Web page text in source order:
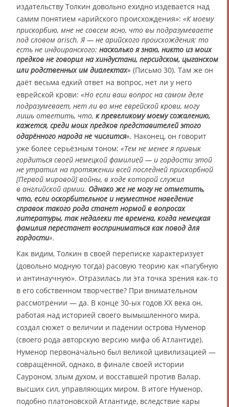
издательству Толкин довольно ехидно издевается над
самим понятием «арийского происхождения»: «К моему
прискорбию, мне не совсем ясно, что вы подразумеваете
под словом arisch. Я — не арийского происхождения; то
есть не индоиранского: насколько я знаю, никто из моих
предков не говорил на хиндустани, персидском, цыганском
или родственных им диалектах» (Письмо 30). Там же он
даёт весьма едкий ответ на вопрос, нет ли у него
еврейской крови: «Но если ваш вопрос на самом деле
подразумевает, нет ли во мне еврейской крови, могу
лишь ответить, что, к превеликому моему сожалению,
кажется, среди моих предков представителей этого
одарённого народа не числится». Наконец, он говорит
уже более серьёзным тоном: «Тем не менее я привык
гордиться своей немецкой фамилией — и гордости этой
не утратил на протяжении всей последней прискорбной
[Первой мировой] войны, в ходе которой служил
в английской армии. Однако же не могу не отметить,
что, если оскорбительное и неуместное наведение
справок такого рода станет нормой в вопросах
литературы, так недалеки те времена, когда немецкая
фамилия перестанет восприниматься как повод для
гордости».
Как видим, Толкин в своей переписке характеризует
(довольно модную тогда) расовую теорию как «пагубную
и антинаучную». Отразилась ли эта точка зрения как-то
в его собственном творчестве? При внимательном
рассмотрении — да. В конце 30-ых годов XX века он,
работая над историей своего вымышленного мира,
создал сюжет о величии и падении острова Нуменор
(своего рода авторскую версию мифа об Атлантиде).
Нуменор первоначально был великой цивилизацией —
совращённой, однако, в финале своей истории
Сауроном, злым духом, и восставшей против Валар,
высших сил, управляющих миром. В итоге Нуменор,
подобно платоновской Атлантиде, вследствие кары